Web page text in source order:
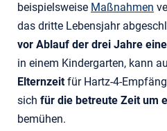
beispielsweise Maßnahmen
das dritte Lebensjahr
vor Ablauf der drei Jahre
in einem Kindergarten, kann
Elternzeitfür Hartz-4-
sich für die betreute Zeit um
bemühen.